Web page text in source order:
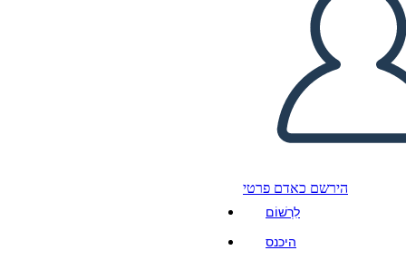
הירשם כאדם פרטי
לִרְשׁוֹם
היכנס